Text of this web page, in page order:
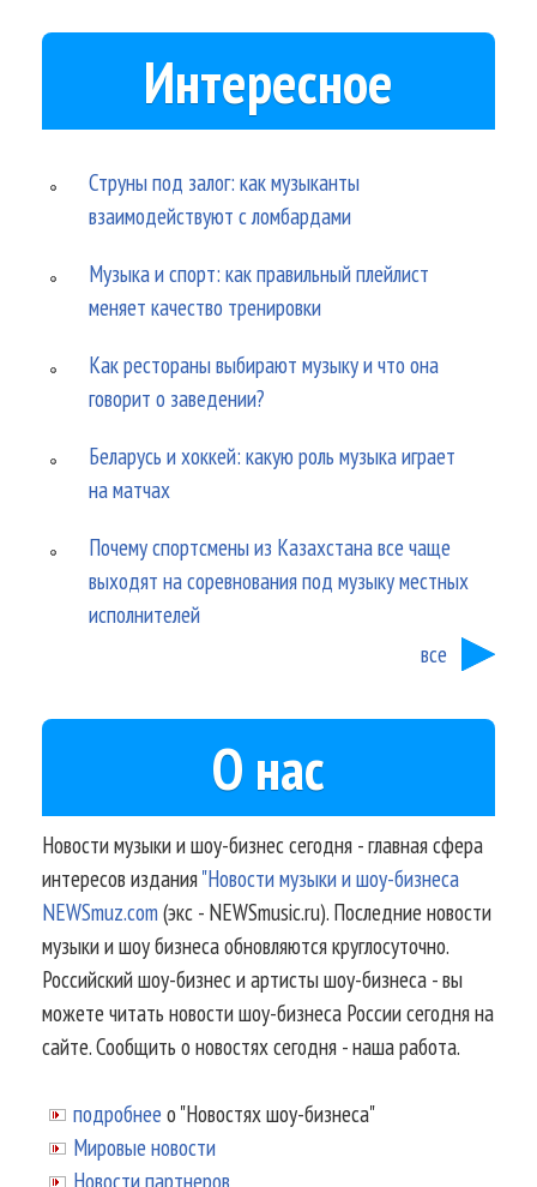
Интересное
Струны под залог: как музыканты
взаимодействуют с ломбардами
Музыка и спорт: как правильный плейлист
меняет качество тренировки
Как рестораны выбирают музыку и что она
говорит о заведении?
Беларусь и хоккей: какую роль музыка играет
на матчах
Почему спортсмены из Казахстана все чаще
выходят на соревнования под музыку местных
исполнителей
все
О нас
Новости музыки и шоу-бизнес сегодня - главная сфера
интересов издания"Новости музыки и шоу-бизнеса
NEWSmuz.com(экс - NEWSmusic.ru). Последние новости
музыки и шоу бизнеса обновляются круглосуточно.
Российский шоу-бизнес и артисты шоу-бизнеса - вы
можете читать новости шоу-бизнеса России сегодня на
сайте. Сообщить о новостях сегодня - наша работа.
подробнее о "Новостях шоу-бизнеса"
Мировые новости
Новости партнеров